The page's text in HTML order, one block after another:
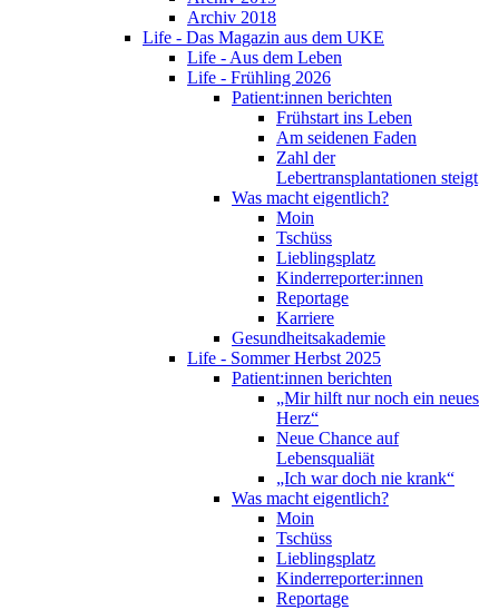
Archiv 2018
Life - Das Magazin aus dem UKE
Life - Aus dem Leben
Life - Frühling 2026
Patient:innen berichten
Frühstart ins Leben
Am seidenen Faden
Zahl der
Lebertransplantationen steigt
Was macht eigentlich?
Moin
Tschüss
Lieblingsplatz
Kinderreporter:innen
Reportage
Karriere
Gesundheitsakademie
Life - Sommer Herbst 2025
Patient:innen berichten
„Mir hilft nur noch ein neues
Herz“
Neue Chance auf
Lebensqualiät
„Ich war doch nie krank“
Was macht eigentlich?
Moin
Tschüss
Lieblingsplatz
Kinderreporter:innen
Reportage